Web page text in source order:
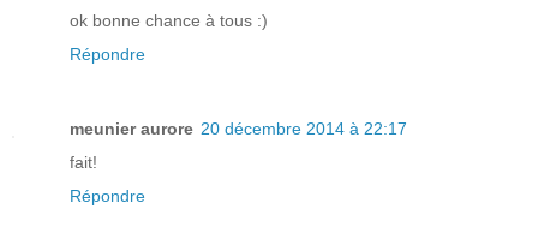
ok bonne chance à tous :)
Répondre
meunier aurore 20 décembre 2014 à 22:17
fait!
Répondre